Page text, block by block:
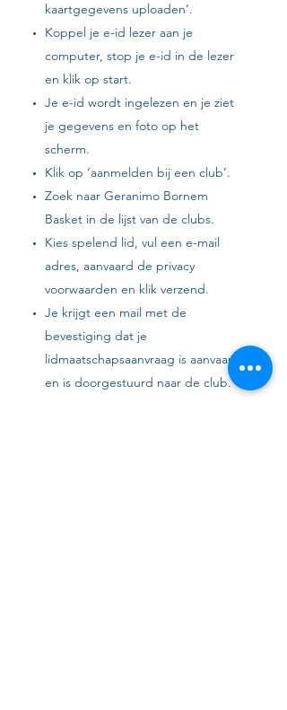
kaartgegevens uploaden’.
Koppel je e-id lezer aan je
computer, stop je e-id in de lezer
en klik op start.
Je e-id wordt ingelezen en je ziet
je gegevens en foto op het
scherm.
Klik op ‘aanmelden bij een club’.
Zoek naar Geranimo Bornem
Basket in de lijst van de clubs.
Kies spelend lid, vul een e-mail
adres, aanvaard de privacy
voorwaarden en klik verzend.
Je krijgt een mail met de
bevestiging dat je
lidmaatschapsaanvraag is aanvaard
en is doorgestuurd naar de club.